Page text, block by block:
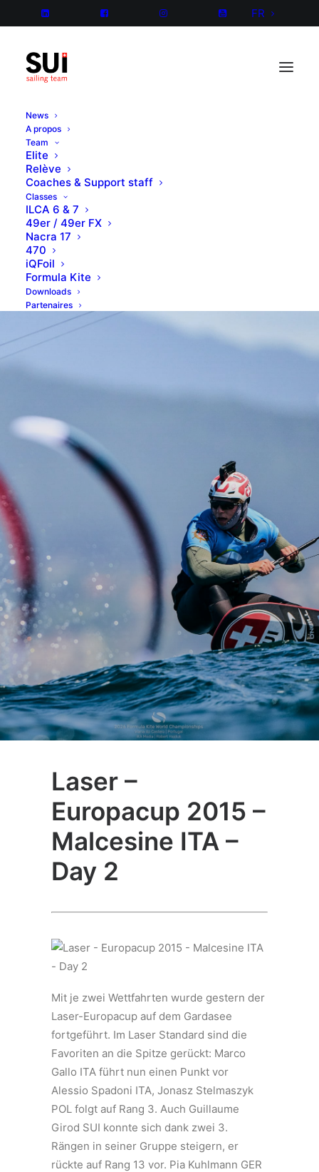
FR
News
A propos
Team
Elite
Relève
Coaches & Support staff
Classes
ILCA 6 & 7
49er / 49er FX
Nacra 17
470
iQFoil
Formula Kite
Downloads
Partenaires
Laser –
Europacup 2015 –
Malcesine ITA –
Day 2
Mit je zwei Wettfahrten wurde gestern der
Laser-Europacup auf dem Gardasee
fortgeführt. Im Laser Standard sind die
Favoriten an die Spitze gerückt: Marco
Gallo ITA führt nun einen Punkt vor
Alessio Spadoni ITA, Jonasz Stelmaszyk
POL folgt auf Rang 3. Auch Guillaume
Girod SUI konnte sich dank zwei 3.
Rängen in seiner Gruppe steigern, er
rückte auf Rang 13 vor. Pia Kuhlmann GER